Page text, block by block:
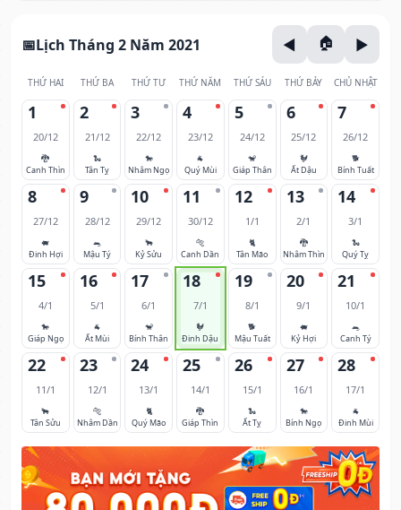
Lịch Tháng 2 Năm 2021
THỨ HAI THỨ BA THỨ TƯ THỨ NĂM THỨ SÁU THỨ BẢY CHỦ NHẬT
1
20/12
🐉
Canh Thìn
2
21/12
🐍
Tân Tỵ
3
22/12
🐎
Nhâm Ngọ
4
23/12
🐐
Quý Mùi
5
24/12
🐒
Giáp Thân
6
25/12
🐓
Ất Dậu
7
26/12
🐕
Bính Tuất
8
27/12
🐖
Đinh Hợi
9
28/12
🐀
Mậu Tý
10
29/12
🐂
Kỷ Sửu
11
30/12
🐅
Canh Dần
12
1/1
🐈
Tân Mão
13
2/1
🐉
Nhâm Thìn
14
3/1
🐍
Quý Tỵ
15
4/1
🐎
Giáp Ngọ
16
5/1
🐐
Ất Mùi
17
6/1
🐒
Bính Thân
18
7/1
🐓
Đinh Dậu
19
8/1
🐕
Mậu Tuất
20
9/1
🐖
Kỷ Hợi
21
10/1
🐀
Canh Tý
22
11/1
🐂
Tân Sửu
23
12/1
🐅
Nhâm Dần
24
13/1
🐈
Quý Mão
25
14/1
🐉
Giáp Thìn
26
15/1
🐍
Ất Tỵ
27
16/1
🐎
Bính Ngọ
28
17/1
🐐
Đinh Mùi